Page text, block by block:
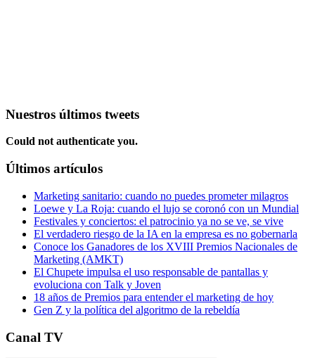
Nuestros últimos tweets
Could not authenticate you.
Últimos artículos
Marketing sanitario: cuando no puedes prometer milagros
Loewe y La Roja: cuando el lujo se coronó con un Mundial
Festivales y conciertos: el patrocinio ya no se ve, se vive
El verdadero riesgo de la IA en la empresa es no gobernarla
Conoce los Ganadores de los XVIII Premios Nacionales de
Marketing (AMKT)
El Chupete impulsa el uso responsable de pantallas y
evoluciona con Talk y Joven
18 años de Premios para entender el marketing de hoy
Gen Z y la política del algoritmo de la rebeldía
Canal TV